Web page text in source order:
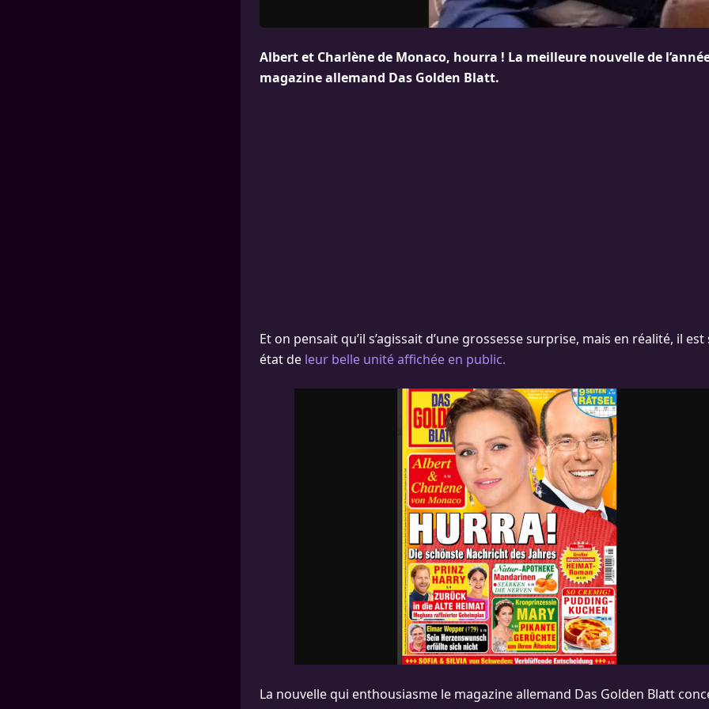
Albert et Charlène de Monaco, hourra ! La meilleure nouvelle de
magazine allemand Das Golden Blatt.
Et on pensait qu’il s’agissait d’une grossesse surprise, mais en réalité, il
état de leur belle unité affichée en public.
La nouvelle qui enthousiasme le magazine allemand Das Golden Blatt